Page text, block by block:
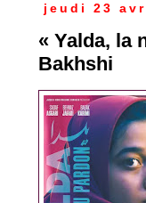
jeudi 23
« Yalda, la
Bakhshi